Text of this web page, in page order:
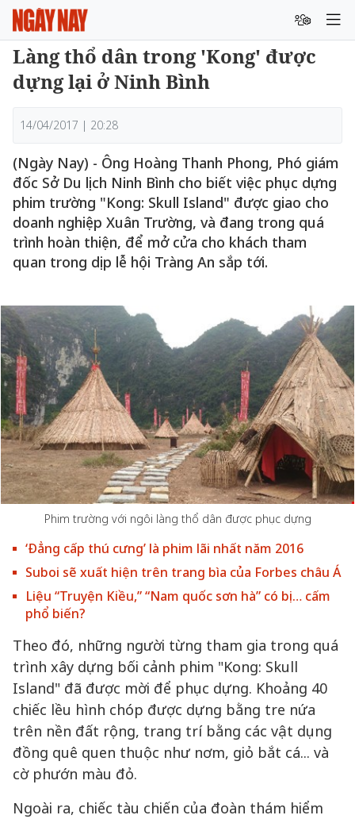
Làng thổ dân trong 'Kong' được
dựng lại ở Ninh Bình
14/04/2017 | 20:28
(Ngày Nay) - Ông Hoàng Thanh Phong, Phó giám
đốc Sở Du lịch Ninh Bình cho biết việc phục dựng
phim trường "Kong: Skull Island" được giao cho
doanh nghiệp Xuân Trường, và đang trong quá
trình hoàn thiện, để mở cửa cho khách tham
quan trong dịp lễ hội Tràng An sắp tới.
Phim trường với ngôi làng thổ dân được phục dựng
‘Đẳng cấp thú cưng’ là phim lãi nhất năm 2016
Suboi sẽ xuất hiện trên trang bìa của Forbes châu Á
Liệu “Truyện Kiều,” “Nam quốc sơn hà” có bị… cấm
phổ biến?
Theo đó, những người từng tham gia trong quá
trình xây dựng bối cảnh phim "Kong: Skull
Island" đã được mời để phục dựng. Khoảng 40
chiếc lều hình chóp được dựng bằng tre nứa
trên nền đất rộng, trang trí bằng các vật dụng
đồng quê quen thuộc như nơm, giỏ bắt cá... và
cờ phướn màu đỏ.
Ngoài ra, chiếc tàu chiến của đoàn thám hiểm